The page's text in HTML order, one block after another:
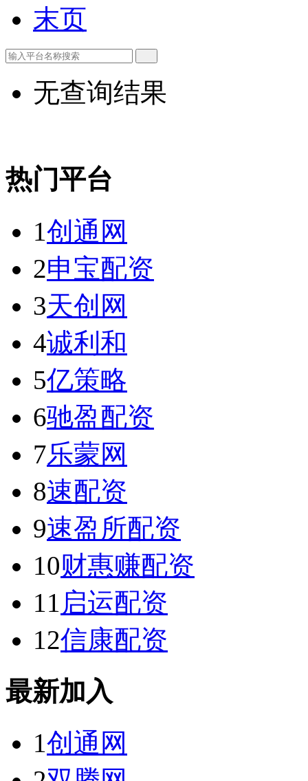
末页
无查询结果
热门平台
1创通网
2申宝配资
3天创网
4诚利和
5亿策略
6驰盈配资
7乐蒙网
8速配资
9速盈所配资
10财惠赚配资
11 启运配资
12信康配资
最新加入
1创通网